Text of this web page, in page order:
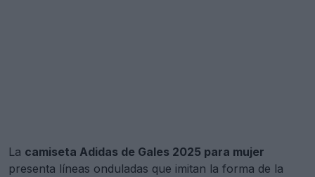
La camiseta Adidas de Gales 2025 para mujer
presenta líneas onduladas que imitan la forma de la